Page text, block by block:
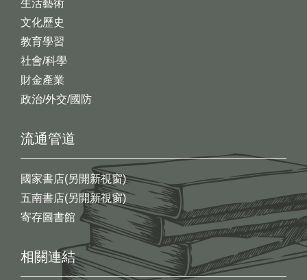
生活藝術
文化歷史
教育學習
社會/科學
財金產業
政治/外交/國防
流通管道
國家書店(另開新視窗)
五南書店(另開新視窗)
寄存圖書館
相關連結